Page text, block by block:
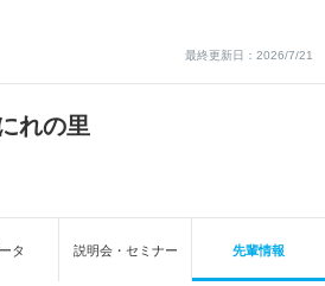
最終更新日：2026/7/21
れの里
タ 説明会・セミナー 先輩情報